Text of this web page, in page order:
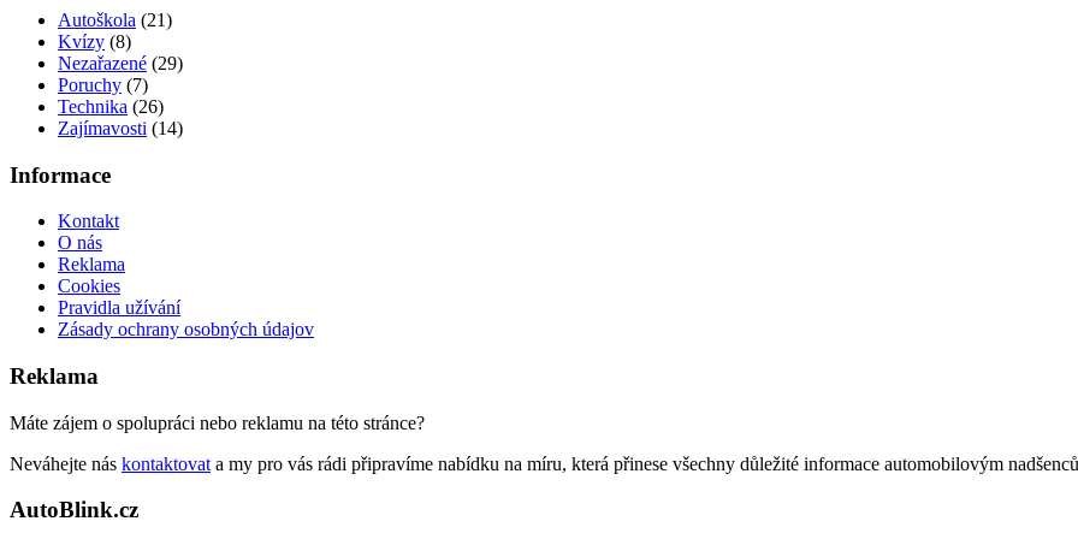
Autoškola (21)
Kvízy (8)
Nezařazené (29)
Poruchy (7)
Technika (26)
Zajímavosti (14)
Informace
Kontakt
O nás
Reklama
Cookies
Pravidla užívání
Zásady ochrany osobných údajov
Reklama
Máte zájem o spolupráci nebo reklamu na této stránce?
Neváhejte nás kontaktovat a my pro vás rádi připravíme nabídku na míru, která přinese všechny důležité informace automobilovým
AutoBlink.cz